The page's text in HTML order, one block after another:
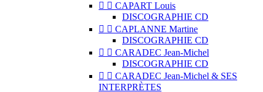
  CAPART Louis
DISCOGRAPHIE CD
  CAPLANNE Martine
DISCOGRAPHIE CD
  CARADEC Jean-Michel
DISCOGRAPHIE CD
  CARADEC Jean-Michel & SES
INTERPRÈTES